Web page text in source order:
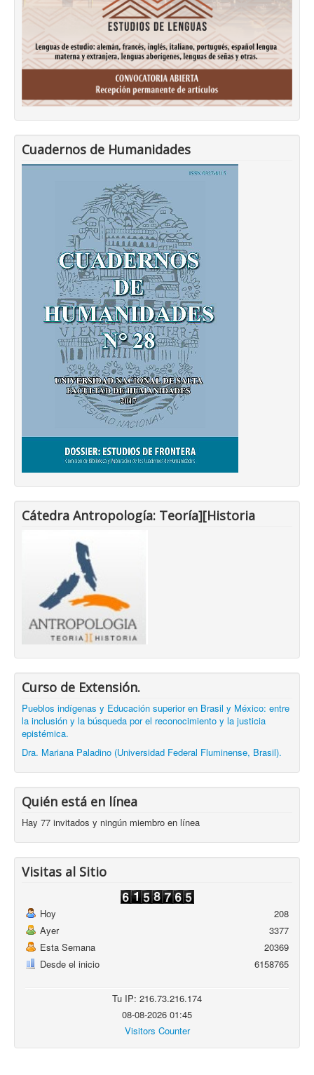
Cuadernos de Humanidades
Cátedra Antropología: Teoría][Historia
Curso de Extensión.
Pueblos indígenas y Educación superior en Brasil y México: entre
la inclusión y la búsqueda por el reconocimiento y la justicia
epistémica.
Dra. Mariana Paladino (Universidad Federal Fluminense, Brasil).
Quién está en línea
Hay 77 invitados y ningún miembro en línea
Visitas al Sitio
Hoy
Ayer
Esta Semana
Desde el inicio
208
3377
20369
6158765
Tu IP: 216.73.216.174
08-08-2026 01:45
Visitors Counter